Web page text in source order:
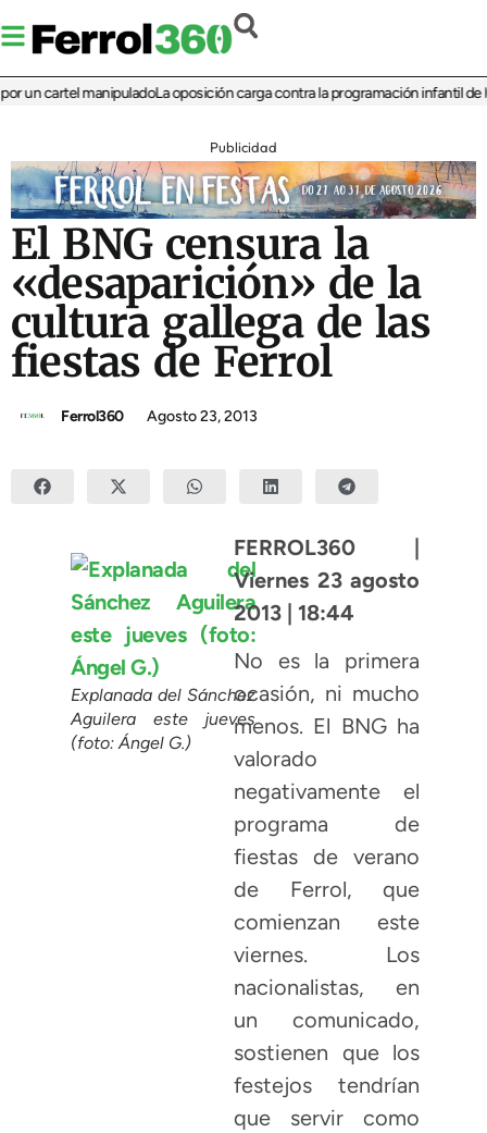
cartel manipuladoLa oposición carga contra la programación infantil de la
Publicidad
El BNG censura la
«desaparición» de la
cultura gallega de las
fiestas de Ferrol
Ferrol360 Agosto 23, 2013
Explanada del Sánchez
Aguilera este jueves
(foto: Ángel G.)
FERROL360 |
Viernes 23 agosto
2013 | 18:44
No es la primera
ocasión, ni mucho
menos. El BNG ha
valorado
negativamente el
programa de
fiestas de verano
de Ferrol, que
comienzan este
viernes. Los
nacionalistas, en
un comunicado,
sostienen que los
festejos tendrían
que servir como